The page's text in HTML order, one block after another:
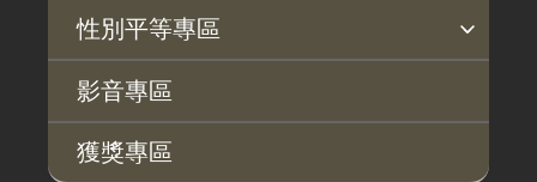
揭弊者保護專區
廉政訊息
利益衝突迴避園地
公務員廉政倫理規範
公職人員財產申報園地
廉政檢舉管道
桃地計畫廉政平臺專網
桃地計畫
廉政平臺
啟動儀式及交流座談會
性別平等專區
性別平等工作小組
宣傳事項
性別平等推動計畫
性別平等統計分析
性別平等影響評估
性騷擾防治
相關網站
影音專區
獲獎專區